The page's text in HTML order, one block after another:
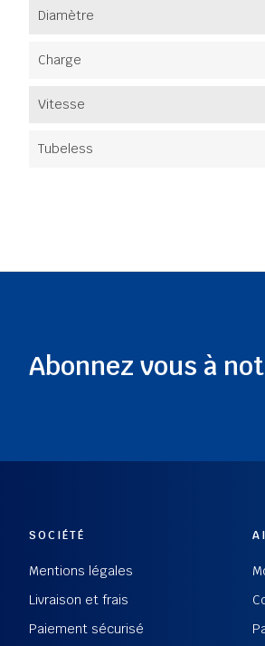
Diamètre
Charge
Vitesse
Tubeless
Abonnez vous à
SOCIÉTÉ
Mentions légales
Livraison et frais
Paiement sécurisé